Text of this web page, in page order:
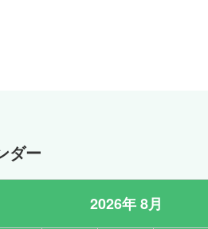
ダー
2026年 8月